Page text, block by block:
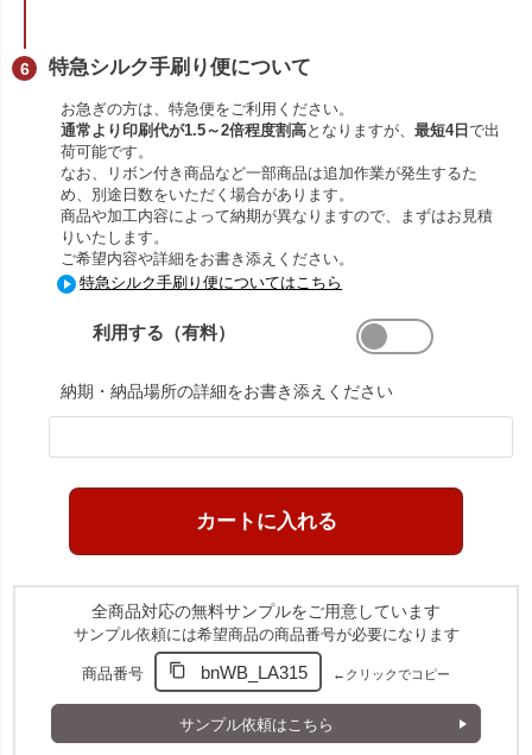
特急シルク手刷り便について
お急ぎの方は、特急便をご利用ください。
通常より印刷代が1.5～2倍程度割高となりますが、最短4日で出
荷可能です。
なお、リボン付き商品など一部商品は追加作業が発生するた
め、別途日数をいただく場合があります。
商品や加工内容によって納期が異なりますので、まずはお見積
りいたします。
ご希望内容や詳細をお書き添えください。
特急シルク手刷り便についてはこちら
利用する（有料）
納期・納品場所の詳細をお書き添えください
全商品対応の無料サンプルをご用意しています
サンプル依頼には希望商品の商品番号が必要になります
商品番号 bnWB_LA315 ←クリックでコピー
サンプル依頼はこちら